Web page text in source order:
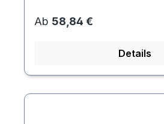
Regulärer Preis:
Ab 58,84 €
Details